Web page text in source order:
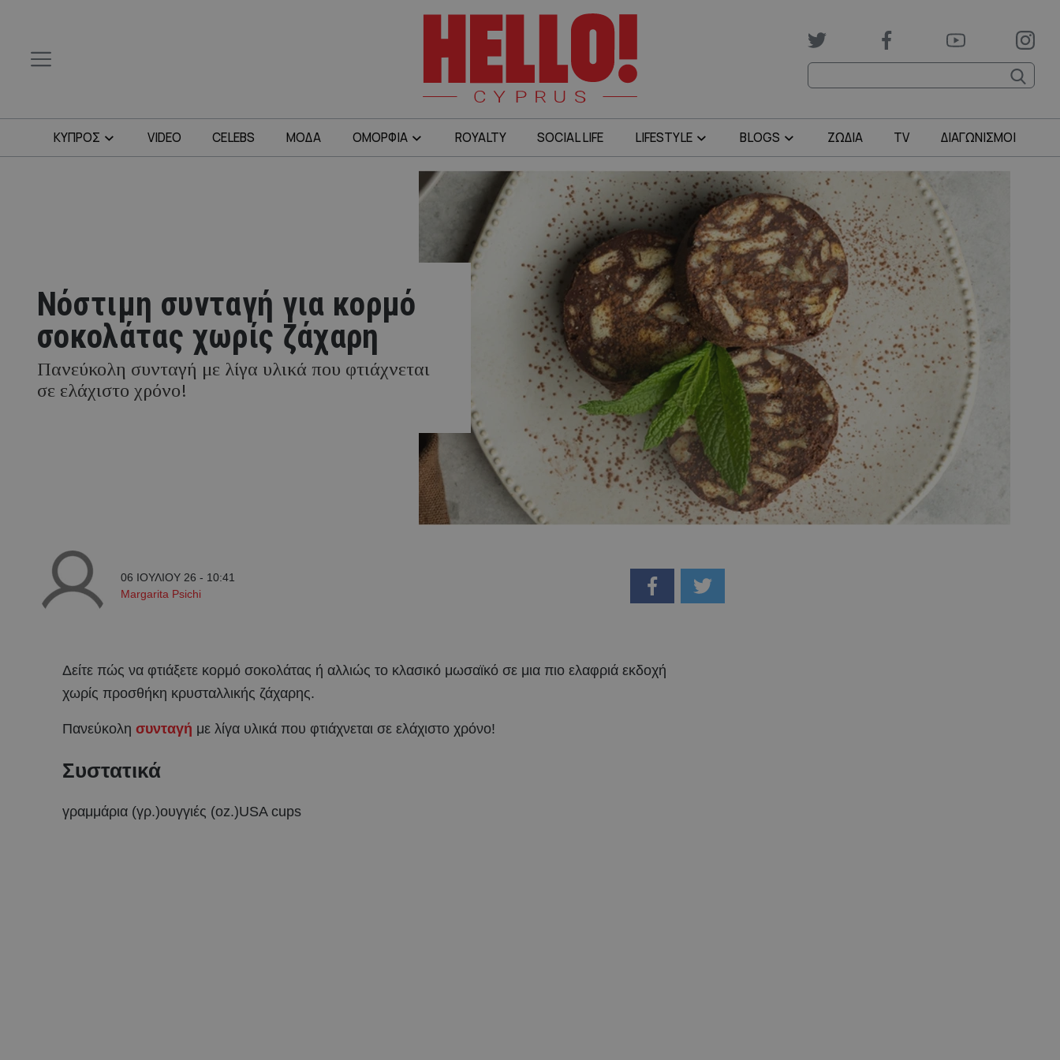
ΚΥΠΡΟΣ VIDEO CELEBS ΜΟΔΑ ΟΜΟΡΦΙΑ ROYALTY SOCIAL LIFE LIFESTYLE BLOGS ΖΩΔΙΑ TV ΔΙΑΓΩΝΙΣΜΟΙ
Νόστιμη συνταγή για κορμό
σοκολάτας χωρίς ζάχαρη
Πανεύκολη συνταγή με λίγα υλικά που φτιάχνεται
σε ελάχιστο χρόνο!
06 ΙΟΥΛΙΟΥ 26 - 10:41
Margarita Psichi
Δείτε πώς να φτιάξετε κορμό σοκολάτας ή αλλιώς το κλασικό μωσαϊκό σε μια πιο ελαφριά εκδοχή
χωρίς προσθήκη κρυσταλλικής ζάχαρης.
Πανεύκολη συνταγή με λίγα υλικά που φτιάχνεται σε ελάχιστο χρόνο!
Συστατικά
γραμμάρια (γρ.)ουγγιές (oz.)USA cups